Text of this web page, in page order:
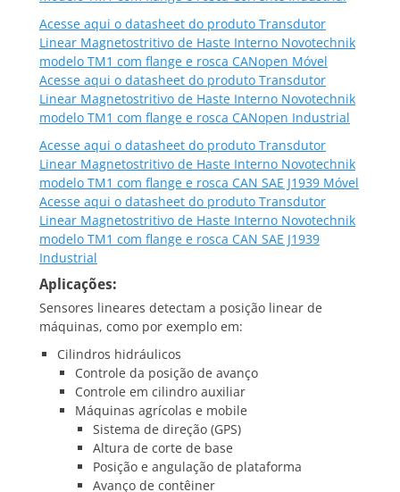
Acesse aqui o datasheet do produto Transdutor
Linear Magnetostritivo de Haste Interno Novotechnik
modelo TM1 com flange e rosca CANopen Móvel
Acesse aqui o datasheet do produto Transdutor
Linear Magnetostritivo de Haste Interno Novotechnik
modelo TM1 com flange e rosca CANopen Industrial
Acesse aqui o datasheet do produto Transdutor
Linear Magnetostritivo de Haste Interno Novotechnik
modelo TM1 com flange e rosca CAN SAE J1939 Móvel
Acesse aqui o datasheet do produto Transdutor
Linear Magnetostritivo de Haste Interno Novotechnik
modelo TM1 com flange e rosca CAN SAE J1939
Industrial
Aplicações:
Sensores lineares detectam a posição linear de
máquinas, como por exemplo em:
Cilindros hidráulicos
Controle da posição de avanço
Controle em cilindro auxiliar
Máquinas agrícolas e mobile
Sistema de direção (GPS)
Altura de corte de base
Posição e angulação de plataforma
Avanço de contêiner